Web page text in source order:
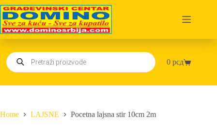
Skip
to
content
Products
search
Shopping
0рсд
Home LAJSNE Pocetna lajsna stir 10cm 2m